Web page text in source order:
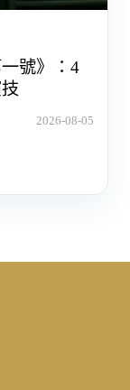
號》：4
2026-08-05